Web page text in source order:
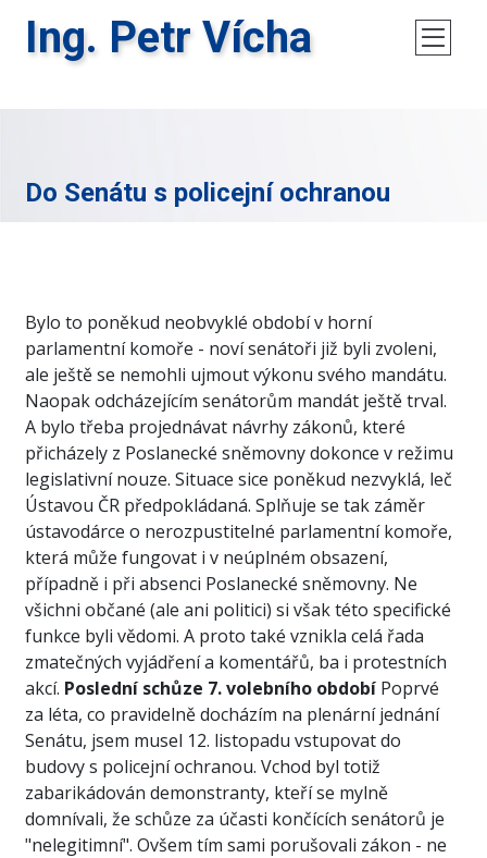
Ing. Petr Vícha
Do Senátu s policejní ochranou
Bylo to poněkud neobvyklé období v horní
parlamentní komoře - noví senátoři již byli zvoleni,
ale ještě se nemohli ujmout výkonu svého mandátu.
Naopak odcházejícím senátorům mandát ještě trval.
A bylo třeba projednávat návrhy zákonů, které
přicházely z Poslanecké sněmovny dokonce v režimu
legislativní nouze. Situace sice poněkud nezvyklá, leč
Ústavou ČR předpokládaná. Splňuje se tak záměr
ústavodárce o nerozpustitelné parlamentní komoře,
která může fungovat i v neúplném obsazení,
případně i při absenci Poslanecké sněmovny. Ne
všichni občané (ale ani politici) si však této specifické
funkce byli vědomi. A proto také vznikla celá řada
zmatečných vyjádření a komentářů, ba i protestních
akcí. Poslední schůze 7. volebního období Poprvé
za léta, co pravidelně docházím na plenární jednání
Senátu, jsem musel 12. listopadu vstupovat do
budovy s policejní ochranou. Vchod byl totiž
zabarikádován demonstranty, kteří se mylně
domnívali, že schůze za účasti končících senátorů je
"nelegitimní". Ovšem tím sami porušovali zákon - ne